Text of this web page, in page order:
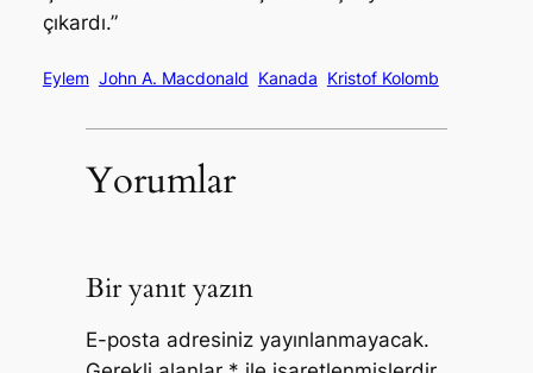
çıkardı.”
Eylem John A. Macdonald Kanada Kristof Kolomb
Yorumlar
Bir yanıt yazın
E-posta adresiniz yayınlanmayacak.